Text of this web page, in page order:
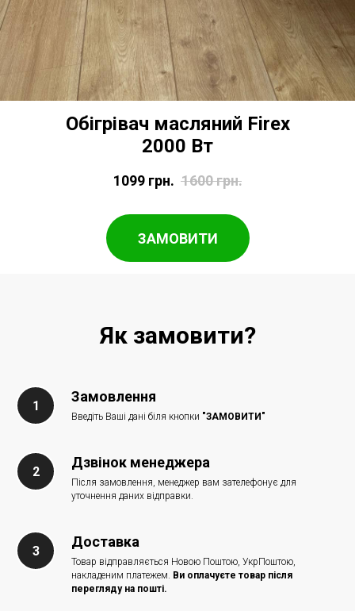
Обігрівач масляний Firex
2000 Вт
1099 грн. 1600грн.
ЗАМОВИТИ
Як замовити?
Замовлення
Введіть Ваші дані біля кнопки "ЗАМОВИТИ"
Дзвінок менеджера
Після замовлення, менеджер вам зателефонує для
уточнення даних відправки.
Доставка
Товар відправляється Новою Поштою, УкрПоштою,
накладеним платежем. Ви оплачуєте товар після
перегляду на пошті.